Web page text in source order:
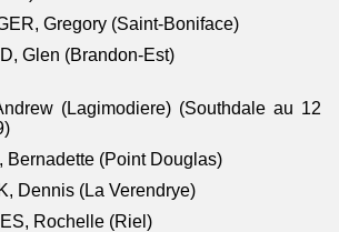
Gregory (Saint-Boniface)
Glen (Brandon-Est)
(Lagimodiere) (Southdale au 12
Bernadette (Point Douglas)
Dennis (La Verendrye)
Rochelle (Riel)